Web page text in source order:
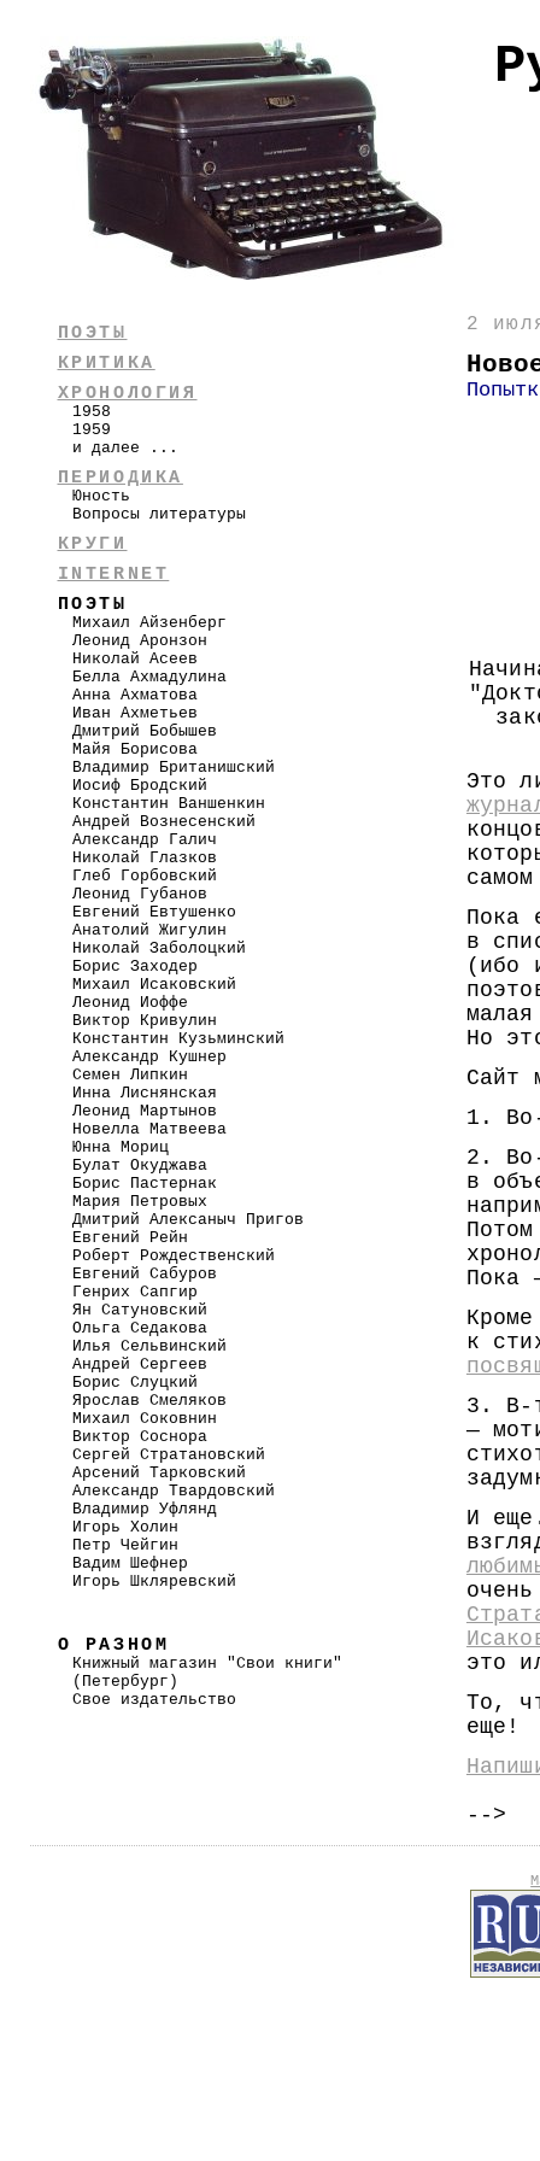
2
Это
Пока
в
(ибо
Но
Сайт
1.
2. Во-
в
Пока
к
3. В-
—
И
это
То,
еще!
-->
ПОЭТЫ
КРИТИКА
ХРОНОЛОГИЯ
1958
1959
и далее ...
ПЕРИОДИКА
Юность
Вопросы литературы
КРУГИ
INTERNET
ПОЭТЫ
Михаил Айзенберг
Леонид Аронзон
Николай Асеев
Белла Ахмадулина
Анна Ахматова
Иван Ахметьев
Дмитрий Бобышев
Майя Борисова
Владимир Британишский
Иосиф Бродский
Константин Ваншенкин
Андрей Вознесенский
Александр Галич
Николай Глазков
Глеб Горбовский
Леонид Губанов
Евгений Евтушенко
Анатолий Жигулин
Николай Заболоцкий
Борис Заходер
Михаил Исаковский
Леонид Иоффе
Виктор Кривулин
Константин Кузьминский
Александр Кушнер
Семен Липкин
Инна Лиснянская
Леонид Мартынов
Новелла Матвеева
Юнна Мориц
Булат Окуджава
Борис Пастернак
Мария Петровых
Дмитрий Алексаныч Пригов
Евгений Рейн
Роберт Рождественский
Евгений Сабуров
Генрих Сапгир
Ян Сатуновский
Ольга Седакова
Илья Сельвинский
Андрей Сергеев
Борис Слуцкий
Ярослав Смеляков
Михаил Соковнин
Виктор Соснора
Сергей Стратановский
Арсений Тарковский
Александр Твардовский
Владимир Уфлянд
Игорь Холин
Петр Чейгин
Вадим Шефнер
Игорь Шкляревский
О РАЗНОМ
Книжный магазин "Свои книги"
(Петербург)
Свое издательство